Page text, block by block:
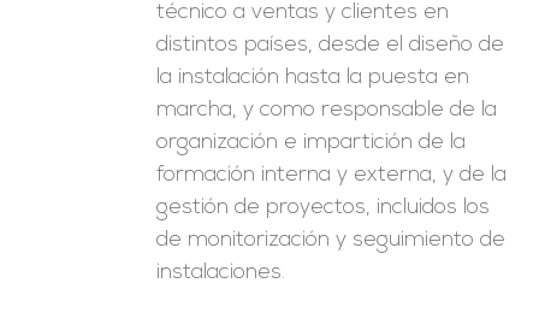
técnico a ventas y clientes en
distintos países, desde el diseño de
la instalación hasta la puesta en
marcha, y como responsable de la
organización e impartición de la
formación interna y externa, y de la
gestión de proyectos, incluidos los
de monitorización y seguimiento de
instalaciones.